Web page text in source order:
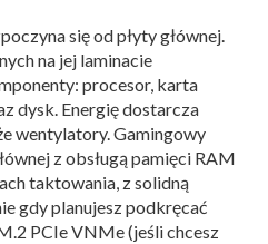
się od płyty głównej.
na jej laminacie
procesor, karta
dysk. Energię dostarcza
wentylatory. Gamingowy
z obsługą pamięci RAM
taktowania, z solidną
gdy planujesz podkręcać
PCIe VNMe (jeśli chcesz